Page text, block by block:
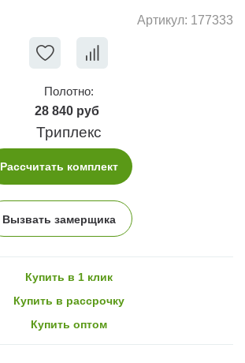
Артикул: 177333
Полотно:
28 840 руб
Триплекс
Рассчитать комплект
Вызвать замерщика
Купить в 1 клик
Купить в рассрочку
Купить оптом